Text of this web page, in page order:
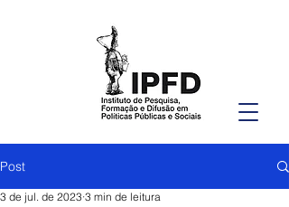
Post
3 de jul. de 2023 3 min de leitura